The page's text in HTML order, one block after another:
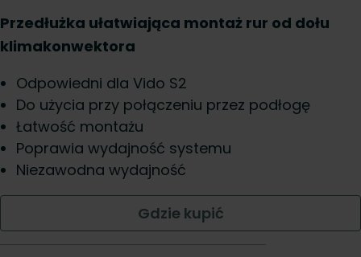
Przedłużka ułatwiająca montaż rur od dołu
klimakonwektora
Odpowiedni dla Vido S2
Do użycia przy połączeniu przez podłogę
Łatwość montażu
Poprawia wydajność systemu
Niezawodna wydajność
Gdzie kupić